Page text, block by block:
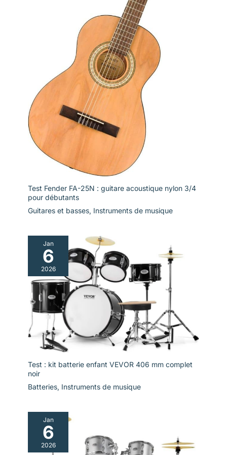
Test Fender FA-25N : guitare acoustique nylon 3/4
pour débutants
Guitares et basses, Instruments de musique
Jan
6
2026
Test : kit batterie enfant VEVOR 406 mm complet
noir
Batteries, Instruments de musique
Jan
6
2026